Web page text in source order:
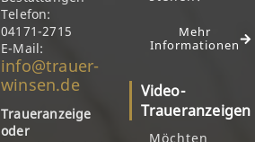
Telefon:
04171-2715
E-Mail:
info@trauer-
winsen.de
Traueranzeige
oder
Mehr
Informationen
Video-
Traueranzeigen
Möchten